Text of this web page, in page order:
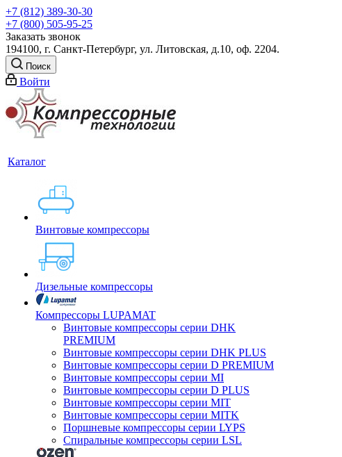
+7 (812) 389-30-30
+7 (800) 505-95-25
Заказать звонок
194100, г. Санкт-Петербург, ул. Литовская, д.10, оф. 2204.
Поиск
Войти
Каталог
Винтовые компрессоры
Дизельные компрессоры
Компрессоры LUPAMAT
Винтовые компрессоры серии DHK
PREMIUM
Винтовые компрессоры серии DHK PLUS
Винтовые компрессоры серии D PREMIUM
Винтовые компрессоры серии MI
Винтовые компрессоры серии D PLUS
Винтовые компрессоры серии MIT
Винтовые компрессоры серии MITK
Поршневые компрессоры серии LYPS
Спиральные компрессоры серии LSL